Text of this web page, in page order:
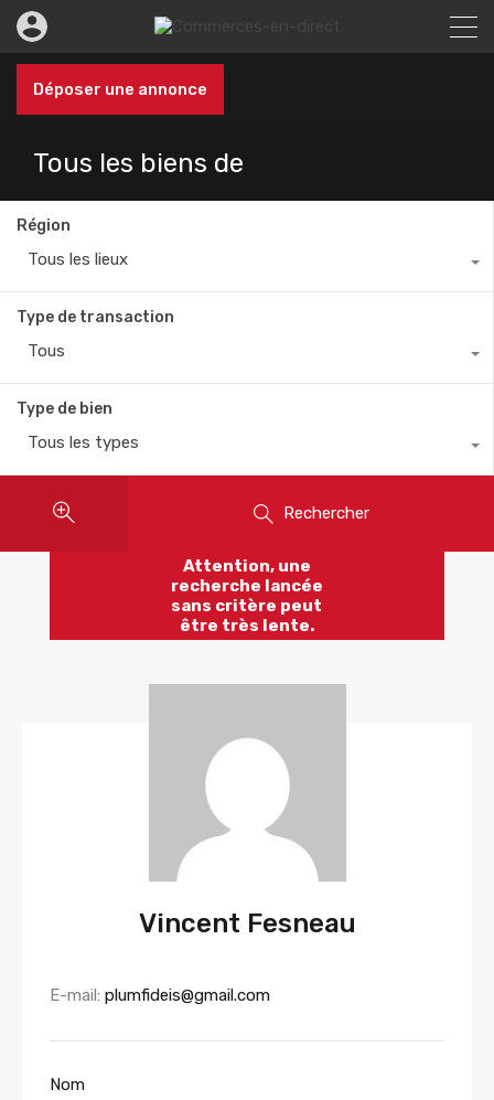
Déposer une annonce
Tous les biens de
Région
Tous les lieux
Type de transaction
Tous
Type de bien
Tous les types
Rechercher
Attention, une
recherche lancée
sans critère peut
être très lente.
Vincent Fesneau
E-mail: plumfideis@gmail.com
Nom